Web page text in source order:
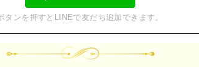
タンを押すとLINEで友だち追加できます。